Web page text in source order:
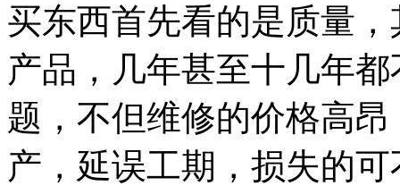
买东西首先看的是质量
产品，几年甚至十几年
题，不但维修的价格高
产，延误工期，损失的